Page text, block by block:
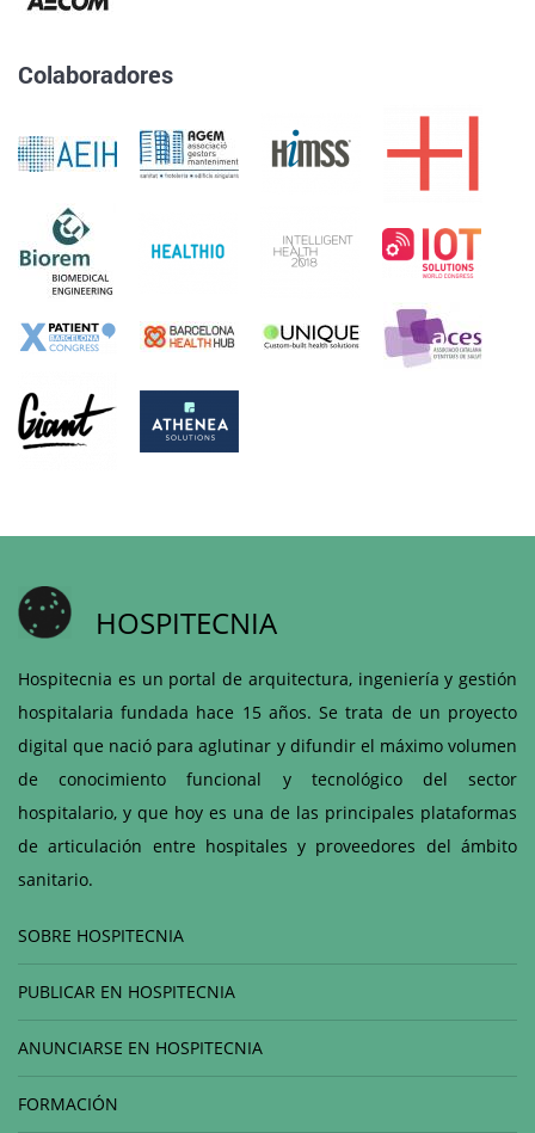
Colaboradores
HOSPITECNIA
Hospitecnia es un portal de arquitectura, ingeniería y gestión
hospitalaria fundada hace 15 años. Se trata de un proyecto
digital que nació para aglutinar y difundir el máximo volumen
de conocimiento funcional y tecnológico del sector
hospitalario, y que hoy es una de las principales plataformas
de articulación entre hospitales y proveedores del ámbito
sanitario.
SOBRE HOSPITECNIA
PUBLICAR EN HOSPITECNIA
ANUNCIARSE EN HOSPITECNIA
FORMACIÓN